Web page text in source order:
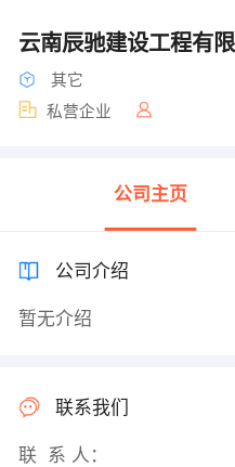
云南辰驰建设工程有
其它
私营企业
公司主页
公司介绍
暂无介绍
联系我们
联 系 人：